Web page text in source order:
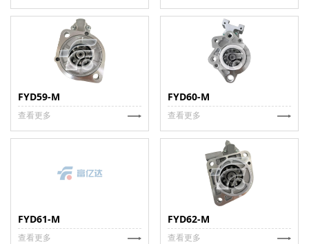
FYD59-M
查看更多
FYD60-M
查看更多
FYD61-M
查看更多
FYD62-M
查看更多